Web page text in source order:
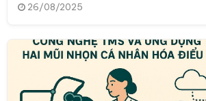
26/08/2025